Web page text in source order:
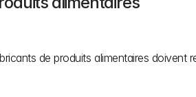
de produits alimentaires doivent